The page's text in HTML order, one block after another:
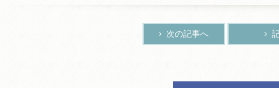
次の記事へ